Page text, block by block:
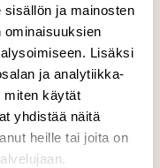
ja mainosten
ominaisuuksien
Lisäksi
ja analytiikka-
miten käytät
yhdistää näitä
heille tai joita on
ei tarvitse
että lehmiä
pääsi